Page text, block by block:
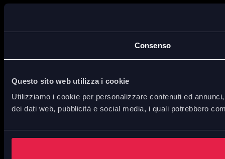
Consenso
Questo sito web utilizza i cookie
Utilizziamo i cookie per personalizzare contenuti ed
dei dati web, pubblicità e social media, i quali potrebbero